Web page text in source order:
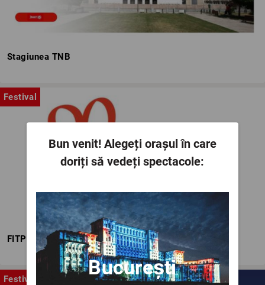
Stagiunea TNB
Festival
FITPTI
Festival
Bun venit!Alegeți orașul în care
doriți să vedeți spectacole:
București